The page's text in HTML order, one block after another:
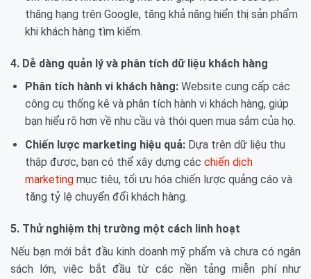
thăng hạng trên Google, tăng khả năng hiển thị sản phẩm
khi khách hàng tìm kiếm.
4. Dễ dàng quản lý và phân tích dữ liệu khách hàng
Phân tích hành vi khách hàng:Website cung cấp các
công cụ thống kê và phân tích hành vi khách hàng, giúp
bạn hiểu rõ hơn về nhu cầu và thói quen mua sắm của họ.
Chiến lược marketing hiệu quả:Dựa trên dữ liệu thu
thập được, bạn có thể xây dựng các chiến dịch
marketingmục tiêu, tối ưu hóa chiến lược quảng cáo và
tăng tỷ lệ chuyển đổi khách hàng.
5. Thử nghiệm thị trường một cách linh hoạt
Nếu bạn mới bắt đầu kinh doanh mỹ phẩm và chưa có ngân
sách lớn, việc bắt đầu từ các nền tảng miễn phí như